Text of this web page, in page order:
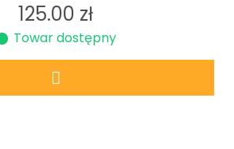
125.00 zł
Towar dostępny